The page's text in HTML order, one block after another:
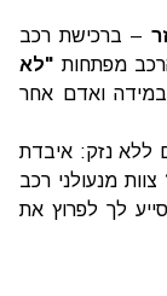
– ברכישת רכב
מפתחות "לא
ואדם אחר
ללא נזק: איבדת
מנעולני רכב
ישמח לסייע לך לפרוץ את